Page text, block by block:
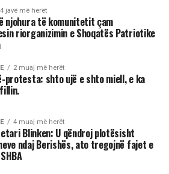
4 javë më herët
njohura të komunitetit çam
riorganizimin e Shoqatës Patriotike
2 muaj më herët
protesta: shto ujë e shto miell, e ka
4 muaj më herët
Blinken: U qëndroj plotësisht
ndaj Berishës, ato tregojnë fajet e